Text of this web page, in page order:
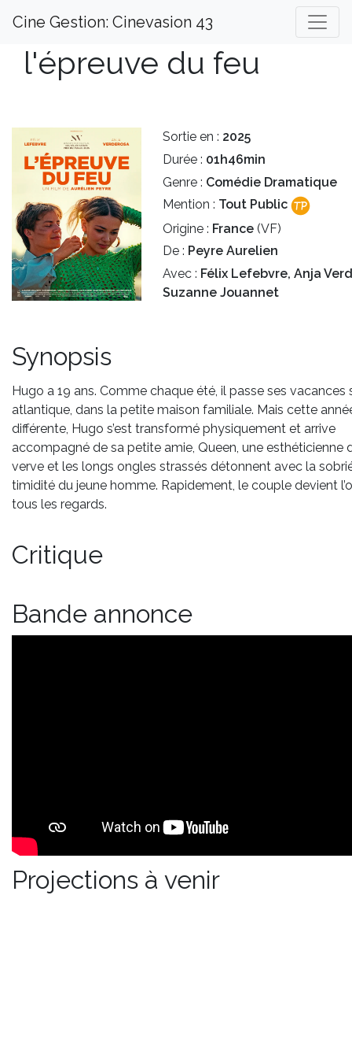
Cine Gestion: Cinevasion 43
l'épreuve du feu
Sortie en : 2025
Durée : 01h46min
Genre : Comédie Dramatique
Mention : Tout Public
Origine : France (VF)
De : Peyre Aurelien
Avec : Félix Lefebvre, Anja
Suzanne Jouannet
Synopsis
Hugo a 19 ans. Comme chaque été, il passe ses vacances
atlantique, dans la petite maison familiale. Mais cette
différente, Hugo s’est transformé physiquement et arrive
accompagné de sa petite amie, Queen, une esthéticienne
verve et les longs ongles strassés détonnent avec la
timidité du jeune homme. Rapidement, le couple devient
tous les regards.
Critique
Bande annonce
Projections à venir